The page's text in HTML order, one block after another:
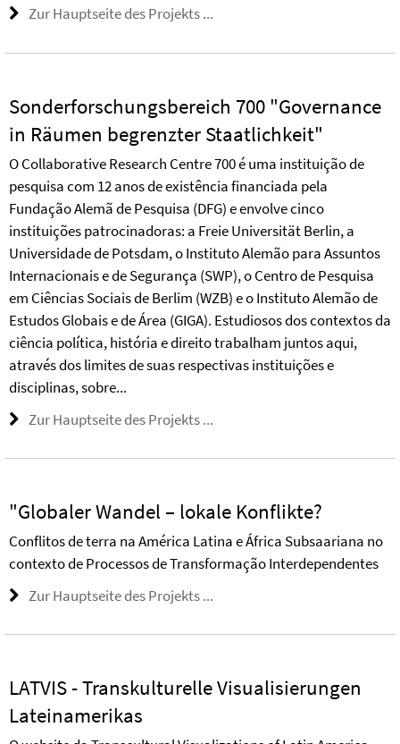
Zur Hauptseite des Projekts ...
Sonderforschungsbereich 700 "Governance
in Räumen begrenzter Staatlichkeit"
O Collaborative Research Centre 700 é uma instituição de
pesquisa com 12 anos de existência financiada pela
Fundação Alemã de Pesquisa (DFG) e envolve cinco
instituições patrocinadoras: a Freie Universität Berlin, a
Universidade de Potsdam, o Instituto Alemão para Assuntos
Internacionais e de Segurança (SWP), o Centro de Pesquisa
em Ciências Sociais de Berlim (WZB) e o Instituto Alemão de
Estudos Globais e de Área (GIGA). Estudiosos dos contextos da
ciência política, história e direito trabalham juntos aqui,
através dos limites de suas respectivas instituições e
disciplinas, sobre...
Zur Hauptseite des Projekts ...
"Globaler Wandel – lokale Konflikte?
Conflitos de terra na América Latina e África Subsaariana no
contexto de Processos de Transformação Interdependentes
Zur Hauptseite des Projekts ...
LATVIS - Transkulturelle Visualisierungen
Lateinamerikas